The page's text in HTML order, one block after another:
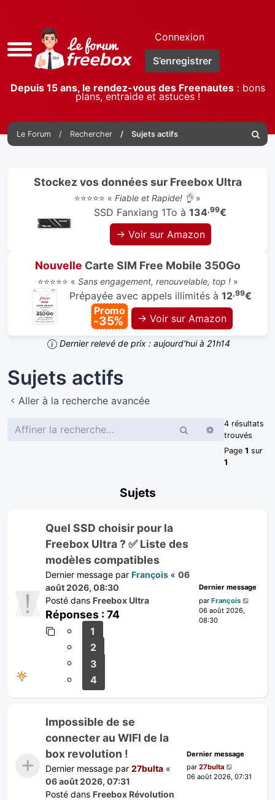
Accès
rapide
Connexion
S’enregistrer
Depuis 15 ans, le rendez-vous des Freenautes: bons
plans, entraide et astuces !
Le Forum Rechercher Sujets actifs
Stockez vos données sur Freebox Ultra
⭐⭐⭐⭐⭐ « Fiable et Rapide! 👌»
SSD Fanxiang 1To à 134,99€
→ Voir sur Amazon
Nouvelle Carte SIM Free Mobile 350Go
⭐⭐⭐⭐⭐ « Sans engagement, renouvelable, top !»
Prépayée avec appels illimités à 12,99€
Promo
-35% → Voir sur Amazon
Dernier relevé de prix : aujourd'hui à 21h14
Sujets actifs
Aller à la recherche avancée
RechercherRecherche
4 résultats
trouvés
Page 1 sur
1
Sujets
Quel SSD choisir pour la
Freebox Ultra ? ✅ Liste des
modèles compatibles
Dernier message par François « 06
août 2026, 08:30
Posté dans Freebox Ultra
Réponses : 74
1
2
3
4
Dernier message
par François
06 août 2026,
08:30
Impossible de se
connecter au WIFI de la
box revolution !
Dernier message par 27bulta «
06 août 2026, 07:31
Posté dans Freebox Révolution
Dernier message
par27bulta
06 août 2026, 07:31